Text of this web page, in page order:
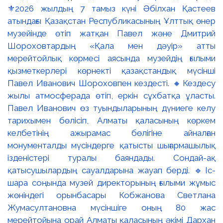
⚜️2026 жылдың 7 тамыз күні Әбілхан Қастеев
атындағы Қазақстан Республикасының Ұлттық өнер
музейінде өтіп жатқан Павел және Дмитрий
Шороховтардың «Қала мен дәуір» атты
мерейтойлық көрмесі аясында музейдің ғылыми
қызметкерлері көрнекті қазақстандық мүсінші
Павел Иванович Шороховпен кездесті. 🔸Кездесу
жылы атмосферада өтіп, еркін сұхбатқа ұласты.
Павел Иванович өз туындыларының дүниеге келу
тарихымен бөлісіп, Алматы қаласының көркем
келбетінің ажырамас бөлігіне айналған
монументалды мүсіндерге қатысты шығармашылық
ізденістері туралы баяндады. Сондай-ақ
қатысушылардың сауалдарына жауап берді. 🔹Іс-
шара соңында музей директорының ғылыми жұмыс
жөніндегі орынбасары Кобжанова Светлана
Жумасултановна мүсіншіге оның 80 жас
мерейтойына орай Алматы қаласының әкімі Дархан